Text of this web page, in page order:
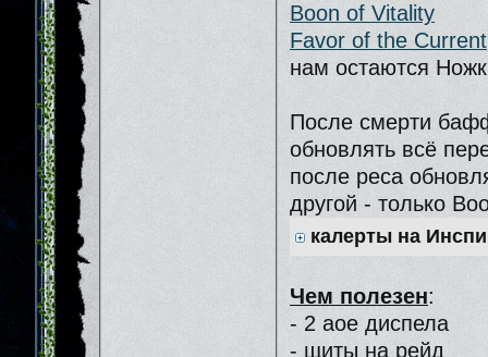
Boon of Vitality
Favor of the Current
нам остаются
После смерти
обновлять всё
после реса
другой - только
калерты на
Чем полезен:
- 2 аое диспела
- щиты на рейд